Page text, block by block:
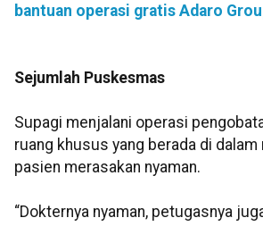
bantuan operasi gratis Adaro
Sejumlah Puskesmas
Supagi menjalani operasi
ruang khusus yang berada di dalam
pasien merasakan nyaman.
“Dokternya nyaman, petugasnya